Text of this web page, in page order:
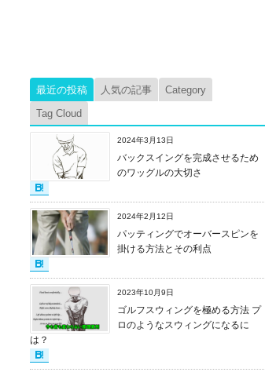
最近の投稿 人気の記事
Category
Tag Cloud
2024年3月13日
バックスイングを完成させるため
のワッグルの大切さ
2024年2月12日
パッティングでオーバースピンを
掛ける方法とその利点
2023年10月9日
ゴルフスウィングを極める方法 プ
ロのようなスウィングになるに
は？